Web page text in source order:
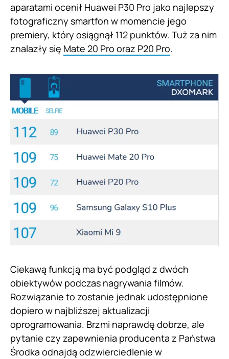
aparatami ocenił Huawei P30 Pro jako najlepszy
fotograficzny smartfon w momencie jego
premiery, który osiągnął 112 punktów. Tuż za nim
znalazły się Mate 20 Pro oraz P20 Pro.
Ciekawą funkcją ma być podgląd z dwóch
obiektywów podczas nagrywania filmów.
Rozwiązanie to zostanie jednak udostępnione
dopiero w najbliższej aktualizacji
oprogramowania. Brzmi naprawdę dobrze, ale
pytanie czy zapewnienia producenta z Państwa
Środka odnajdą odzwierciedlenie w